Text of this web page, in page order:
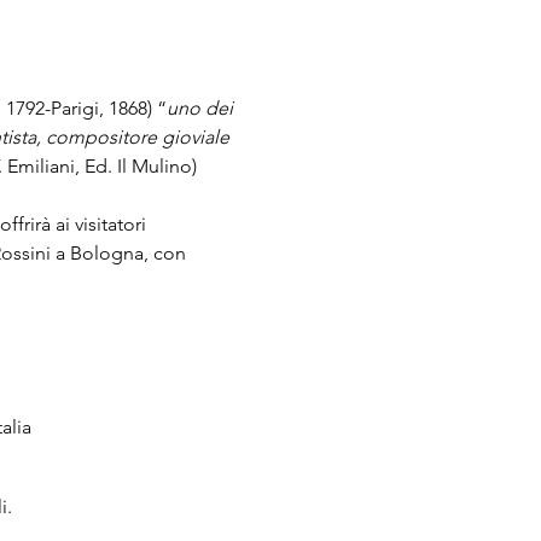
Parigi, 1868) “uno dei
compositore gioviale
Emiliani, Ed. Il Mulino)
ai visitatori
a Bologna, con